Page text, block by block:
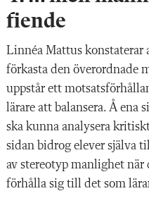
fiende
Linnéa Mattus
förkasta den överordnade
uppstår ett
lärare att balansera. Å ena
ska kunna analysera
sidan bidrog elever själva
av stereotyp manlighet när
förhålla sig till det som